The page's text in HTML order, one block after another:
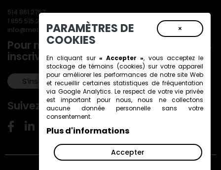
514 861.2787
1 855 515.2787
info@metiersdart.ca
Pour ne rien manquer de nos actualités,
inscrivez-vous à notre infolettre!
S’inscrire!
Suivez-nous!
×
PARAMÈTRES DE
COOKIES
En cliquant sur « Accepter », vous acceptez le
stockage detémoins (cookies) sur votre appareil
pour améliorer les performances de notre site Web
et recueillir certaines statistiques de fréquentation
via Google Analytics. Le respect de votre vie privée
est important pour nous, nous ne collectons
aucune donnée personnelle sans votre
consentement.
Plus d'informations
Accepter